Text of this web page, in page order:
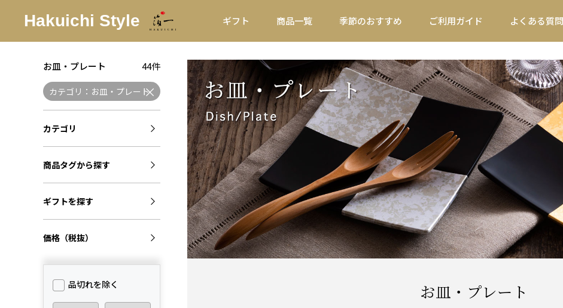
ギフト 商品一覧 季節のおすすめ ご利用ガイド よくある質問
お皿・プレート
お皿・プレート 44件
カテゴリ：お皿・プレート
カテゴリ
商品タグから探す
ギフトを探す
価格（税抜）
品切れを除く